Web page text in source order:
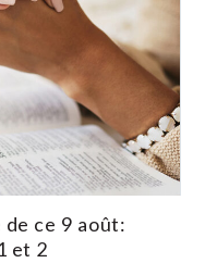
ce 9 août:
et 2